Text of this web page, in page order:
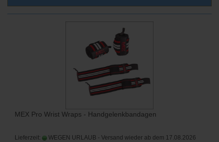
MEX Pro Wrist Wraps - Handgelenkbandagen
Lieferzeit: WEGEN URLAUB - Versand wieder ab dem 17.08.2026